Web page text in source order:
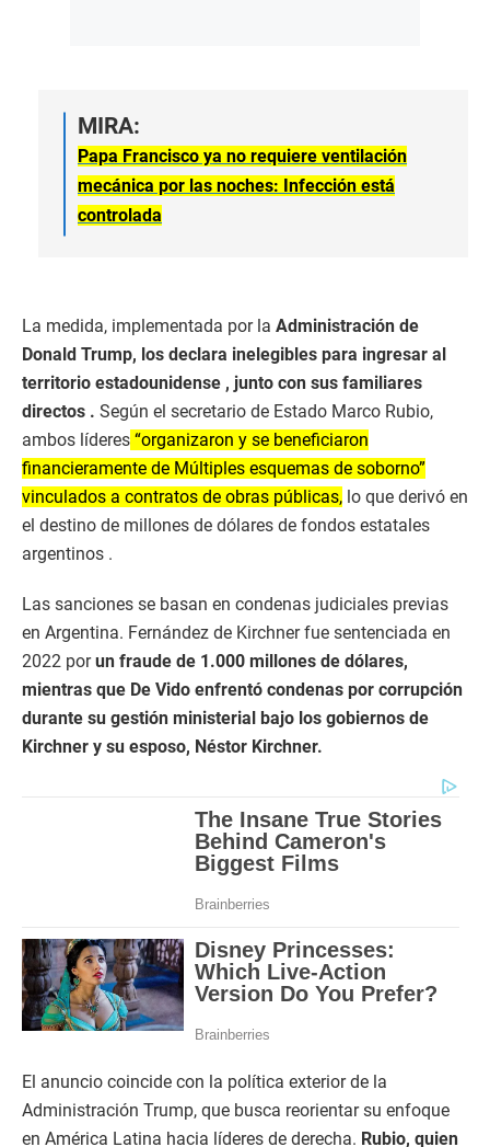
MIRA:
Papa Francisco ya no requiere ventilación
mecánica por las noches: Infección está
controlada
La medida, implementada por la Administración de
Donald Trump, los declara inelegibles para ingresar al
territorio estadounidense , junto con sus familiares
directos . Según el secretario de Estado Marco Rubio,
ambos líderes “organizaron y se beneficiaron
financieramente de Múltiples esquemas de soborno”
vinculados a contratos de obras públicas, lo que derivó en
el destino de millones de dólares de fondos estatales
argentinos .
Las sanciones se basan en condenas judiciales previas
en Argentina. Fernández de Kirchner fue sentenciada en
2022 porun fraude de 1.000 millones de dólares,
mientras que De Vido enfrentó condenas por corrupción
durante su gestión ministerial bajo los gobiernos de
Kirchner y su esposo, Néstor Kirchner.
El anuncio coincide con la política exterior de la
Administración Trump, que busca reorientar su enfoque
en América Latina hacia líderes de derecha. Rubio, quien